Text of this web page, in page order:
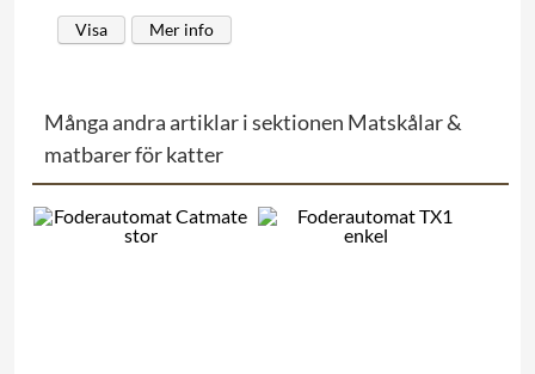
Visa Mer info
Många andra artiklar i sektionen Matskålar &
matbarer för katter